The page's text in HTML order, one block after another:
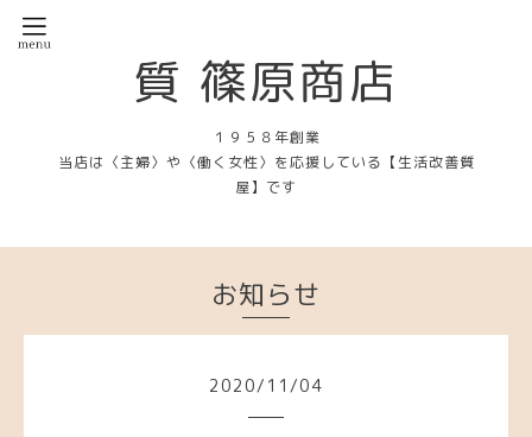
質 篠原商店
１９５８年創業
当店は〈主婦〉や〈働く女性〉を応援している【生活改善質
屋】です
お知らせ
2020/ 11 /04